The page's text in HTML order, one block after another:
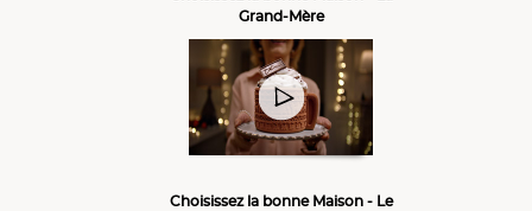
Grand-Mère
Choisissez la bonne Maison - Le